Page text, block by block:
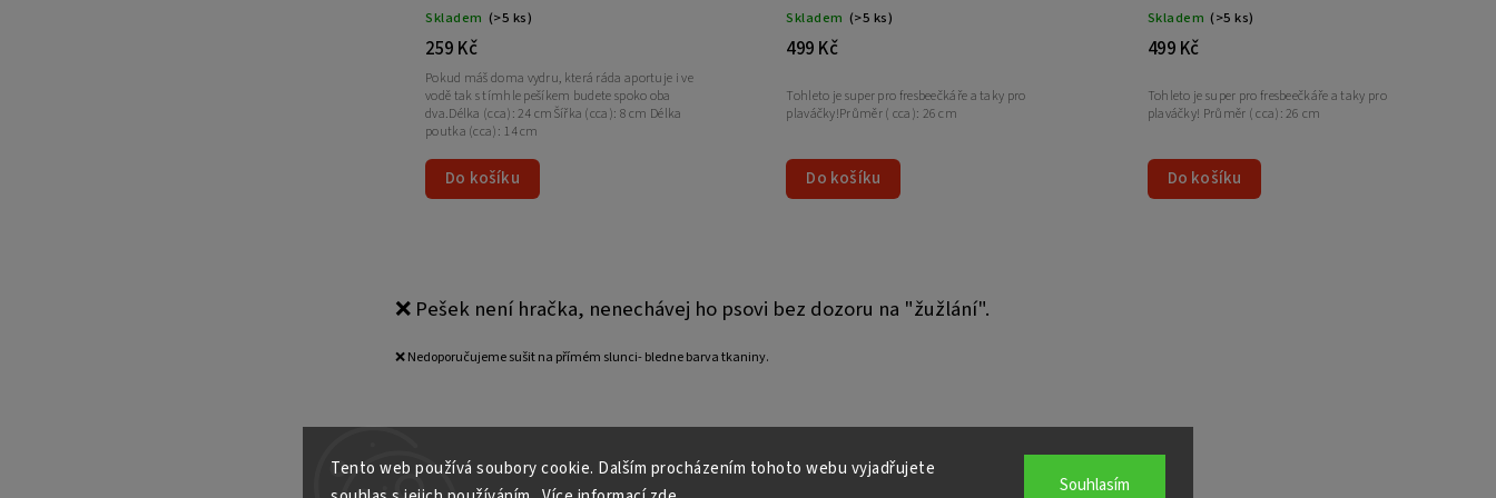
Tento web používá soubory cookie. Dalším procházením tohoto webu vyjadřujete
Souhlasím
Skladem (>5 ks)
259 Kč
Do košíku
Pokud máš doma vydru, která ráda aportuje i ve
vodě tak s tímhle pešíkem budete spoko oba
dva.Délka (cca): 24 cmŠířka (cca): 8 cm Délka
poutka (cca): 14 cm
Skladem (>5 ks)
499 Kč
Do košíku
Tohleto je super pro fresbeečkáře a taky pro
plaváčky!Průměr ( cca): 26 cm
Skladem (>5 ks)
499 Kč
Do košíku
Tohleto je super pro fresbeečkáře a taky pro
plaváčky! Průměr ( cca): 26 cm
❌️ Pešek není hračka, nenechávej ho psovi bez dozoru na "žužlání".
❌️ Nedoporučujeme sušit na přímém slunci- bledne barva tkaniny.
Copyright 2026